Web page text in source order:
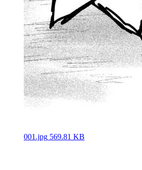
001.jpg 569.81 KB